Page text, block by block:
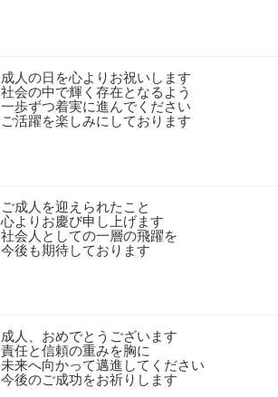
成人の日を心よりお祝いします
社会の中で輝く存在となるよう
一歩ずつ着実に進んでください
ご活躍を楽しみにしております
ご成人を迎えられたこと
心よりお慶び申し上げます
社会人としての一層の飛躍を
今後も期待しております
成人、おめでとうございます
責任と信頼の重みを胸に
未来へ向かって邁進してください
今後のご成功をお祈りします